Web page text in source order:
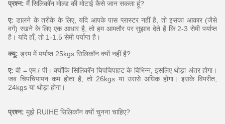
प्रश्न: मैं सिलिकॉन मोल्ड की मोटाई कैसे जान सकता हूं?
ए: डालने के तरीके के लिए, यदि आपके पास प्लास्टर नहीं है, तो इसका आकार (जैसे
वर्ग) रखने के लिए एक आधार है, तो हम आमतौर पर सुझाव देते हैं कि 2-3 सेमी पर्याप्त
है। यदि हाँ, तो 1-1.5 सेमी पर्याप्त है।
क्यू: ड्रम में पर्याप्त 25kgs सिलिकॉन क्यों नहीं है?
ए: वी = एम / पी। क्योंकि सिलिकॉन चिपचिपाहट के विभिन्न, इसलिए थोड़ा अंतर होगा।
जब चिपचिपापन कम होता है, तो 26kgs या उससे अधिक होगा।
इसके विपरीत,
24kgs या थोड़ा होगा।
प्रश्न: मुझे RUIHE सिलिकॉन क्यों चुनना चाहिए?